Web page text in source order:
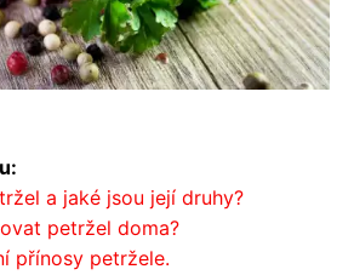
a jaké jsou její druhy?
petržel doma?
přínosy petržele.